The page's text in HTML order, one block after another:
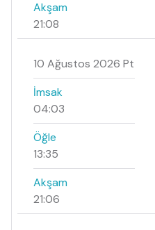
Akşam
21:08
10 Ağustos 2026 Pt
İmsak
04:03
Öğle
13:35
Akşam
21:06